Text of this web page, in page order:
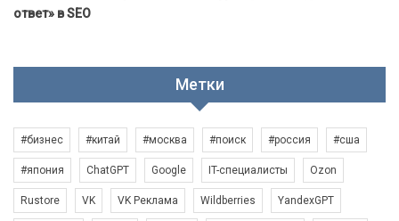
ответ» в SEO
Метки
#бизнес #китай #москва #поиск #россия #сша
#япония ChatGPT Google IT-специалисты Ozon
Rustore VK VK Реклама Wildberries YandexGPT